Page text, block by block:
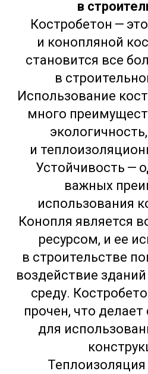
в
Костробетон —
и конопляной
становится все
в
Использование
много
и
Устойчивость —
важных
использования
Конопля является
ресурсом, и ее
в строительстве
воздействие
среду.
прочен, что
для